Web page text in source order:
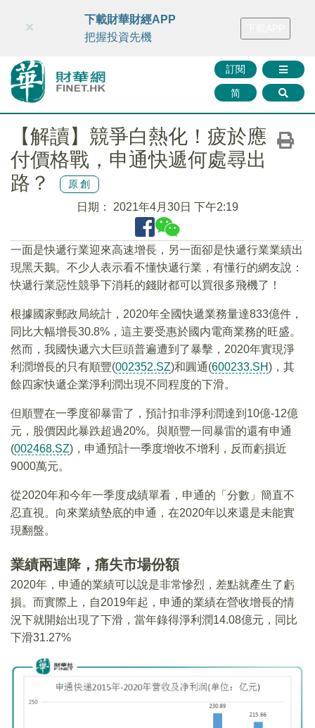
財華智庫網 FINTV FINMETA 財華證券 媒體矩陣
訂閱
简
×
下載財華財經APP
把握投資先機
【解讀】競爭白熱化！疲於應
付價格戰，申通快遞何處尋出
路？
原創
日期： 2021年4月30日 下午2:19
一面是快遞行業迎來高速增長，另一面卻是快遞行業業績出
現黑天鵝。不少人表示看不懂快遞行業，有懂行的網友說：
快遞行業惡性競爭下消耗的錢財都可以買很多飛機了！
根據國家郵政局統計，2020年全國快遞業務量達833億件，
同比大幅增長30.8%，這主要受惠於國内電商業務的旺盛。
然而，我國快遞六大巨頭普遍遭到了暴擊，2020年實現淨
利潤增長的只有順豐(002352.SZ)和圓通(600233.SH)，其
餘四家快遞企業淨利潤出現不同程度的下滑。
但順豐在一季度卻暴雷了，預計扣非淨利潤達到10億-12億
元，股價因此暴跌超過20%。與順豐一同暴雷的還有申通
(002468.SZ)，申通預計一季度增收不增利，反而虧損近
9000萬元。
從2020年和今年一季度成績單看，申通的「分數」簡直不
忍直視。向來業績墊底的申通，在2020年以來還是未能實
現翻盤。
業績兩連降，痛失市場份額
2020年，申通的業績可以說是非常慘烈，差點就產生了虧
損。而實際上，自2019年起，申通的業績在營收增長的情
況下就開始出現了下滑，當年錄得淨利潤14.08億元，同比
下滑31.27%